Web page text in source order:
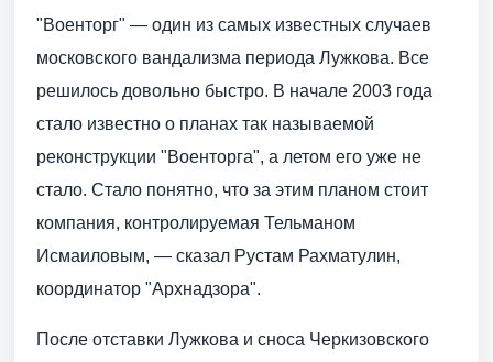
"Военторг" — один из самых известных случаев
московского вандализма периода Лужкова. Все
решилось довольно быстро. В начале 2003 года
стало известно о планах так называемой
реконструкции "Военторга", а летом его уже не
стало. Стало понятно, что за этим планом стоит
компания, контролируемая Тельманом
Исмаиловым, — сказал Рустам Рахматулин,
координатор "Архнадзора".
После отставки Лужкова и сноса Черкизовского